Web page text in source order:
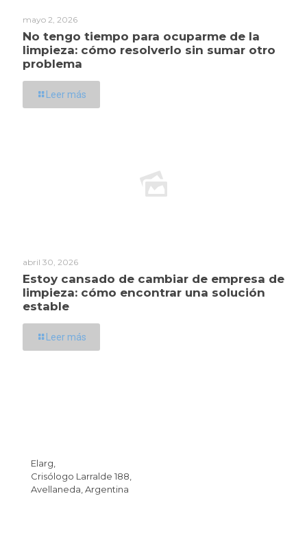
mayo 2, 2026
No tengo tiempo para ocuparme de la
limpieza: cómo resolverlo sin sumar otro
problema
Leer más
abril 30, 2026
Estoy cansado de cambiar de empresa de
limpieza: cómo encontrar una solución
estable
Leer más
Elarg,
Crisólogo Larralde 188,
Avellaneda, Argentina